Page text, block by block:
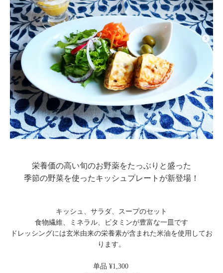
栄養価の高い旬のお野薬をたっぶりと盛った
季節の野菜を使ったキッシュプレートが新登場！
キッシュ、サラダ、スープのセット
食物繊維、ミネラル、ビタミンが豊富な一皿です
ドレッシングには玄米由来の栄養素が含まれた米油を使用してお
ります。
单品 ¥1,300